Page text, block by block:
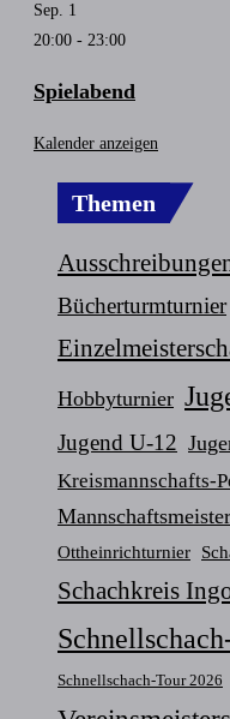
Sep. 1
20:00 - 23:00
Spielabend
Kalender anzeigen
Themen
Bücherturmturnier
Hobbyturnier
Jugend U-12
Kreismannschafts-
Ottheinrichturnier
Schachkreis
Schnellschach-Tour 2026